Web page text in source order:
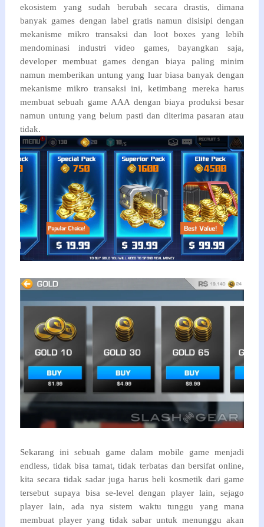
ekosistem yang sudah berubah secara drastis, dimana
banyak games dengan label gratis namun disisipi dengan
mekanisme mikro transaksi dan loot boxes yang lebih
mendominasi industri video games, bayangkan saja,
developer membuat games dengan biaya paling minim
namun memberikan untung yang luar biasa banyak dengan
mekanisme mikro transaksi ini, ketimbang mereka harus
membuat sebuah game AAA dengan biaya produksi besar
namun untung yang belum pasti dan diterima pasaran atau
tidak.
Sekarang ini sebuah game dalam mobile game menjadi
endless, tidak bisa tamat, tidak terbatas dan bersifat online,
kita secara tidak sadar juga harus beli kosmetik dari game
tersebut supaya bisa se-level dengan player lain, sejago
player lain, ada nya sistem waktu tunggu yang mana
membuat player yang tidak sabar untuk menunggu akan